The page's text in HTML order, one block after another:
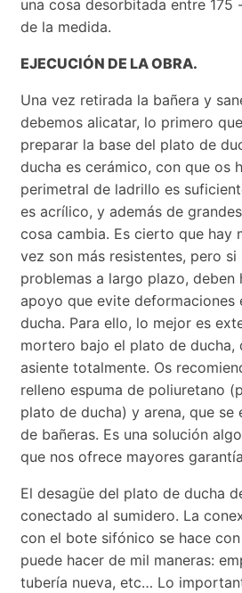
una cosa desorbitada entre
de la medida.
EJECUCIÓN DE LA OBRA.
Una vez retirada la bañera y
debemos alicatar, lo primero
preparar la base del plato de
ducha es cerámico, con que os
perimetral de ladrillo es
es acrílico, y además de
cosa cambia. Es cierto que hay
vez son más resistentes, pero si
problemas a largo plazo, deben
apoyo que evite deformaciones
ducha. Para ello, lo mejor es
mortero bajo el plato de ducha,
asiente totalmente. Os
relleno espuma de poliuretano
plato de ducha) y arena, que se
de bañeras. Es una solución
que nos ofrece mayores
El desagüe del plato de ducha
conectado al sumidero. La
con el bote sifónico se hace
puede hacer de mil maneras:
tubería nueva, etc… Lo